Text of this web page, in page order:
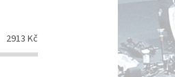
2913 Kč